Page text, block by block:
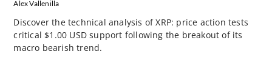
Alex Vallenilla
Discover the technical analysis of XRP: price action tests
critical $1.00 USD support following the breakout of its
macro bearish trend.